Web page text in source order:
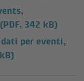
(PDF, 342 kB)
per eventi,